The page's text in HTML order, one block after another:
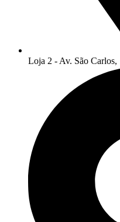
Loja 2 - Av. São Carlos,